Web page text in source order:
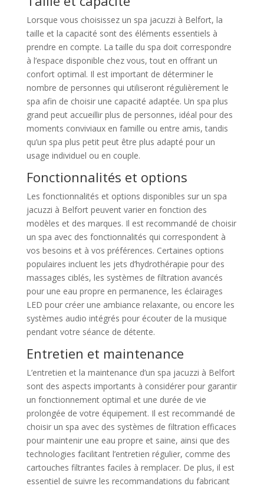
Lorsque vous choisissez un spa jacuzzi à Belfort, la
taille et la capacité sont des éléments essentiels à
prendre en compte. La taille du spa doit correspondre
à l’espace disponible chez vous, tout en offrant un
confort optimal. Il est important de déterminer le
nombre de personnes qui utiliseront régulièrement le
spa afin de choisir une capacité adaptée. Un spa plus
grand peut accueillir plus de personnes, idéal pour des
moments conviviaux en famille ou entre amis, tandis
qu’un spa plus petit peut être plus adapté pour un
usage individuel ou en couple.
Fonctionnalités et options
Les fonctionnalités et options disponibles sur un spa
jacuzzi à Belfort peuvent varier en fonction des
modèles et des marques. Il est recommandé de choisir
un spa avec des fonctionnalités qui correspondent à
vos besoins et à vos préférences. Certaines options
populaires incluent les jets d’hydrothérapie pour des
massages ciblés, les systèmes de filtration avancés
pour une eau propre en permanence, les éclairages
LED pour créer une ambiance relaxante, ou encore les
systèmes audio intégrés pour écouter de la musique
pendant votre séance de détente.
Entretien et maintenance
L’entretien et la maintenance d’un spa jacuzzi à Belfort
sont des aspects importants à considérer pour garantir
un fonctionnement optimal et une durée de vie
prolongée de votre équipement. Il est recommandé de
choisir un spa avec des systèmes de filtration efficaces
pour maintenir une eau propre et saine, ainsi que des
technologies facilitant l’entretien régulier, comme des
cartouches filtrantes faciles à remplacer. De plus, il est
essentiel de suivre les recommandations du fabricant